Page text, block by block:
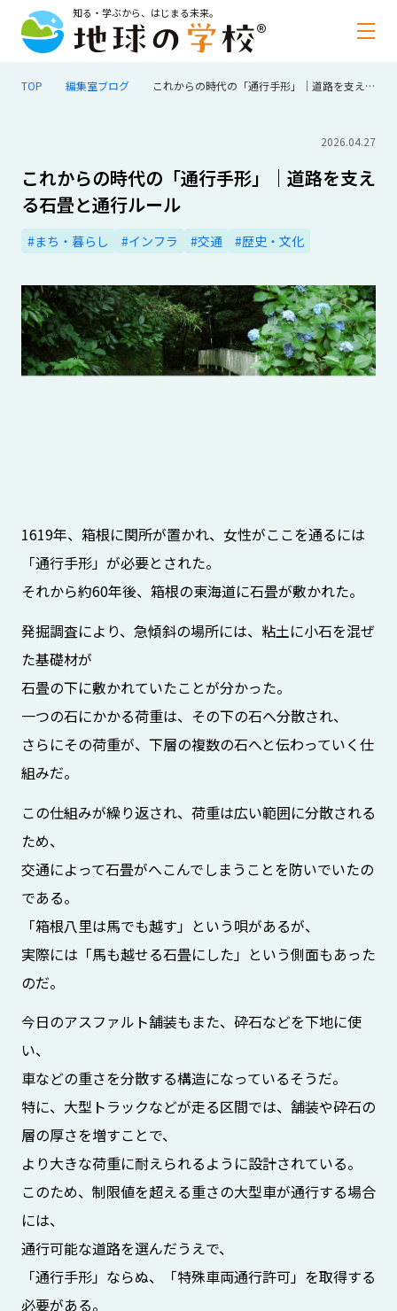
知る・学ぶから、はじまる未来。
TOP 編集室ブログ これからの時代の「通行手形」｜道路を支える石畳と通行ルール
2026.04.27
これからの時代の「通行手形」｜道路を支え
る石畳と通行ルール
#まち・暮らし #インフラ #交通 #歴史・文化
1619年、箱根に関所が置かれ、女性がここを通るには
「通行手形」が必要とされた。
それから約60年後、箱根の東海道に石畳が敷かれた。
発掘調査により、急傾斜の場所には、粘土に小石を混ぜ
た基礎材が
石畳の下に敷かれていたことが分かった。
一つの石にかかる荷重は、その下の石へ分散され、
さらにその荷重が、下層の複数の石へと伝わっていく仕
組みだ。
この仕組みが繰り返され、荷重は広い範囲に分散される
ため、
交通によって石畳がへこんでしまうことを防いでいたの
である。
「箱根八里は馬でも越す」という唄があるが、
実際には「馬も越せる石畳にした」という側面もあった
のだ。
今日のアスファルト舗装もまた、砕石などを下地に使
い、
車などの重さを分散する構造になっているそうだ。
特に、大型トラックなどが走る区間では、舗装や砕石の
層の厚さを増すことで、
より大きな荷重に耐えられるように設計されている。
このため、制限値を超える重さの大型車が通行する場合
には、
通行可能な道路を選んだうえで、
「通行手形」ならぬ、「特殊車両通行許可」を取得する
必要がある。